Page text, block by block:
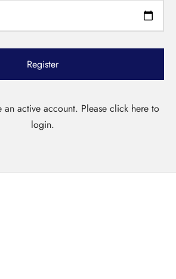
Register
an active account. Please click here to
login.